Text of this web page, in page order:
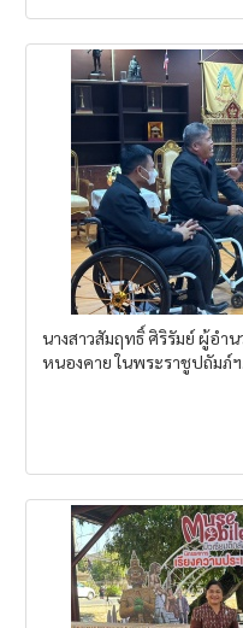
นางสาวสัมฤทธิ์ ศิริรัมย์ ผู้อำ
หนองคาย ในพระราชูปถัมภ์ฯ